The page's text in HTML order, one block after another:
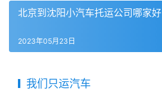
北京到沈阳小汽车托运公司哪家好
2023年05月23日
我们只运汽车